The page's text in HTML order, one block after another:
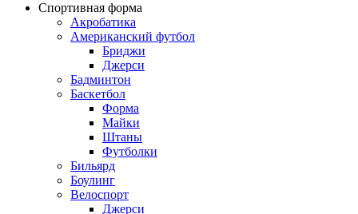
Спортивная форма
Акробатика
Американский футбол
Бриджи
Джерси
Бадминтон
Баскетбол
Форма
Майки
Штаны
Футболки
Бильярд
Боулинг
Велоспорт
Джерси